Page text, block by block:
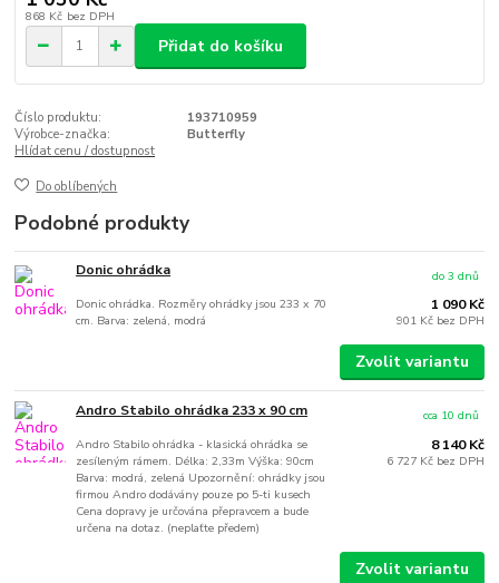
868 Kč bez DPH
Přidat do košíku
Číslo produktu:
193710959
Výrobce-značka:
Butterfly
Hlídat cenu / dostupnost
Do oblíbených
Podobné produkty
Donic ohrádka
Donic ohrádka. Rozměry ohrádky jsou 233 x 70
cm. Barva: zelená, modrá
1 090 Kč
901 Kč bez DPH
do 3 dnů
Zvolit variantu
Andro Stabilo ohrádka 233 x 90 cm
Andro Stabilo ohrádka - klasická ohrádka se
zesíleným rámem. Délka: 2,33m Výška: 90cm
Barva: modrá, zelená Upozornění: ohrádky jsou
firmou Andro dodávány pouze po 5-ti kusech
Cena dopravy je určována přepravcem a bude
určena na dotaz. (neplaťte předem)
8 140 Kč
6 727 Kč bez DPH
cca 10 dnů
Zvolit variantu